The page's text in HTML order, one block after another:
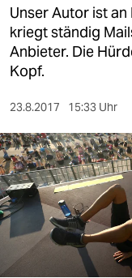
kultur
sport
berlin
nord
wahrheit
verlag
verlag
veranstaltungen
Unser Autor ist
kriegt ständig
Anbieter. Die
Kopf.
23.8.2017 15:33 Uhr